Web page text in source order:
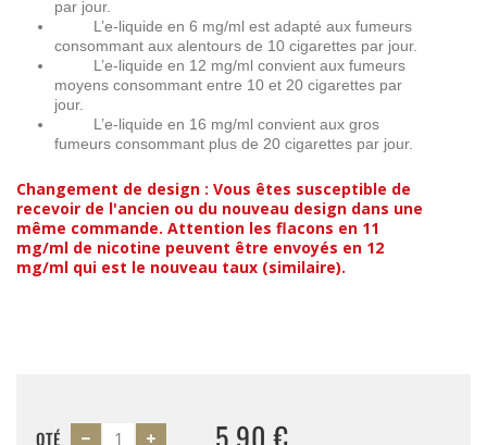
par jour.
L’e-liquide en 6 mg/ml est adapté aux fumeurs
consommant aux alentours de 10 cigarettes par jour.
L’e-liquide en 12 mg/ml convient aux fumeurs
moyens consommant entre 10 et 20 cigarettes par
jour.
L’e-liquide en 16 mg/ml convient aux gros
fumeurs consommant plus de 20 cigarettes par jour.
Changement de design : Vous êtes susceptible de
recevoir de l'ancien ou du nouveau design dans une
même commande. Attention les flacons en 11
mg/ml de nicotine peuvent être envoyés en 12
mg/ml qui est le nouveau taux (similaire).
QTÉ